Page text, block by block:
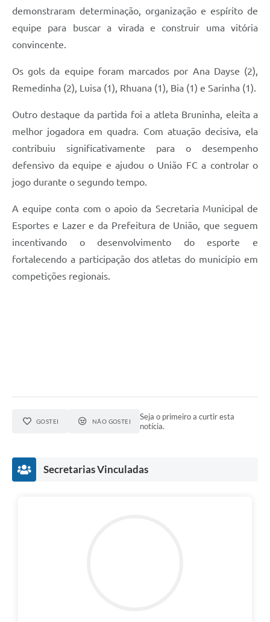
demonstraram determinação, organização e espírito de
equipe para buscar a virada e construir uma vitória
convincente.
Os gols da equipe foram marcados por Ana Dayse (2),
Remedinha (2), Luisa (1), Rhuana (1), Bia (1) e Sarinha (1).
Outro destaque da partida foi a atleta Bruninha, eleita a
melhor jogadora em quadra. Com atuação decisiva, ela
contribuiu significativamente para o desempenho
defensivo da equipe e ajudou o União FC a controlar o
jogo durante o segundo tempo.
A equipe conta com o apoio da Secretaria Municipal de
Esportes e Lazer e da Prefeitura de União, que seguem
incentivando o desenvolvimento do esporte e
fortalecendo a participação dos atletas do município em
competições regionais.
GOSTEI NÃO GOSTEI
Seja o primeiro a curtir esta
notícia.
Secretarias Vinculadas